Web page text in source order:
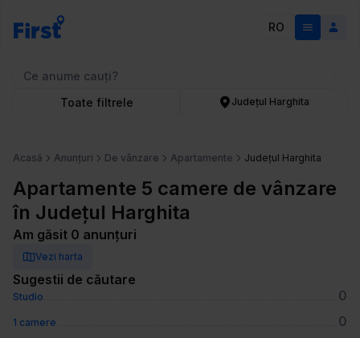
RO
Toate filtrele Județul Harghita
Acasă Anunțuri De vânzare Apartamente Județul Harghita
Apartamente 5 camere de vânzare
în Județul Harghita
Am găsit 0 anunțuri
Vezi harta
Sugestii de căutare
Studio 0
1 camere 0